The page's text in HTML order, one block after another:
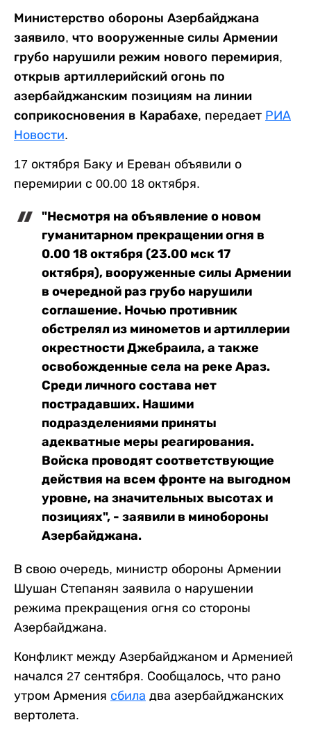
Министерство обороны Азербайджана
заявило, что вооруженные силы Армении
грубо нарушили режим нового перемирия,
открыв артиллерийский огонь по
азербайджанским позициям на линии
соприкосновения в Карабахе, передает РИА
Новости.
17 октября Баку и Ереван объявили о
перемирии с 00.00 18 октября.
"Несмотря на объявление о новом
гуманитарном прекращении огня в
0.00 18 октября (23.00 мск 17
октября), вооруженные силы Армении
в очередной раз грубо нарушили
соглашение. Ночью противник
обстрелял из минометов и артиллерии
окрестности Джебраила, а также
освобожденные села на реке Араз.
Среди личного состава нет
пострадавших. Нашими
подразделениями приняты
адекватные меры реагирования.
Войска проводят соответствующие
действия на всем фронте на выгодном
уровне, на значительных высотах и
позициях", - заявили в минобороны
Азербайджана.
В свою очередь, министр обороны Армении
Шушан Степанян заявила о нарушении
режима прекращения огня со стороны
Азербайджана.
Конфликт между Азербайджаном и Арменией
начался 27 сентября. Сообщалось, что рано
утром Армения сбила два азербайджанских
вертолета.